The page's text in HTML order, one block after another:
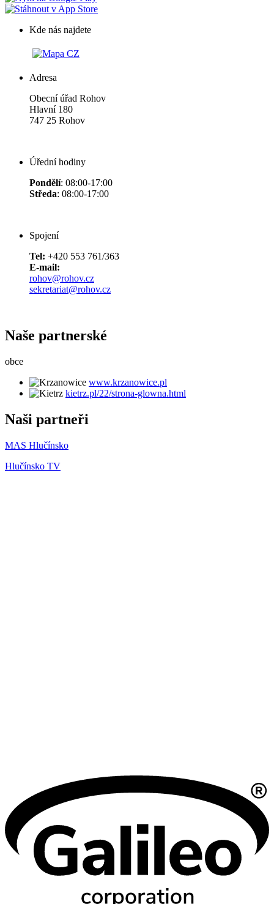
Kde nás najdete
Adresa
Obecní úřad Rohov
Hlavní 180
747 25 Rohov
Úřední hodiny
Pondělí: 08:00-17:00
Středa: 08:00-17:00
Spojení
Tel: +420 553 761/363
E-mail:
rohov@rohov.cz
sekretariat@rohov.cz
Naše partnerské
obce
www.krzanowice.pl
kietrz.pl/22/strona-glowna.html
Naši partneři
MAS Hlučínsko
Hlučínsko TV